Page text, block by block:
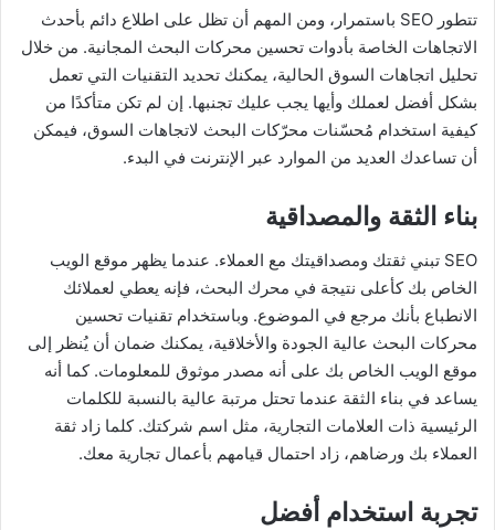
تتطور SEO باستمرار، ومن المهم أن تظل على اطلاع دائم بأحدث
الاتجاهات الخاصة بأدوات تحسين محركات البحث المجانية. من خلال
تحليل اتجاهات السوق الحالية، يمكنك تحديد التقنيات التي تعمل
بشكل أفضل لعملك وأيها يجب عليك تجنبها. إن لم تكن متأكدًا من
كيفية استخدام مُحسّنات محرّكات البحث لاتجاهات السوق، فيمكن
أن تساعدك العديد من الموارد عبر الإنترنت في البدء.
بناء الثقة والمصداقية
SEO تبني ثقتك ومصداقيتك مع العملاء. عندما يظهر موقع الويب
الخاص بك كأعلى نتيجة في محرك البحث، فإنه يعطي لعملائك
الانطباع بأنك مرجع في الموضوع. وباستخدام تقنيات تحسين
محركات البحث عالية الجودة والأخلاقية، يمكنك ضمان أن يُنظر إلى
موقع الويب الخاص بك على أنه مصدر موثوق للمعلومات. كما أنه
يساعد في بناء الثقة عندما تحتل مرتبة عالية بالنسبة للكلمات
الرئيسية ذات العلامات التجارية، مثل اسم شركتك. كلما زاد ثقة
العملاء بك ورضاهم، زاد احتمال قيامهم بأعمال تجارية معك.
تجربة استخدام أفضل